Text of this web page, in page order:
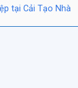
tại Cải Tạo Nhà